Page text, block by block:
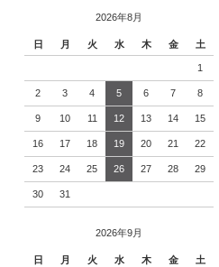
2026年8月
日 月 火 水 木 金 土
1
2 3 4 5 6 7 8
9 10 11 12 13 14 15
16 17 18 19 20 21 22
23 24 25 26 27 28 29
30 31
2026年9月
日 月 火 水 木 金 土